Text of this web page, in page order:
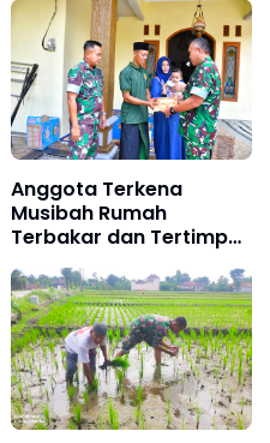
Anggota Terkena
Musibah Rumah
Terbakar dan Tertimpa
Pohon, Dandim
Ponorogo Cepat
Tanggap Berikan
Bantuan